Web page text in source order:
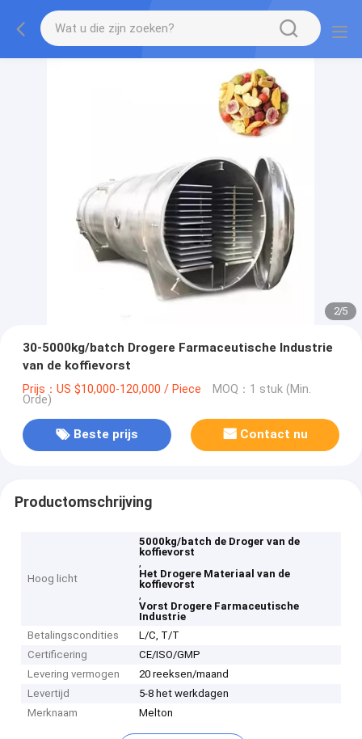
2/5
30-5000kg/batch Drogere Farmaceutische Industrie
van de koffievorst
Prijs：US $10,000-120,000 / Piece MOQ：1 stuk (Min.
Orde)
Beste prijs Contact nu
Productomschrijving
Hoog licht
5000kg/batch de Droger van de
koffievorst
,
Het Drogere Materiaal van de
koffievorst
,
Vorst Drogere Farmaceutische
Industrie
Betalingscondities
L/C, T/T
Certificering
CE/ISO/GMP
Levering vermogen
20 reeksen/maand
Levertijd
5-8 het werkdagen
Merknaam
Melton